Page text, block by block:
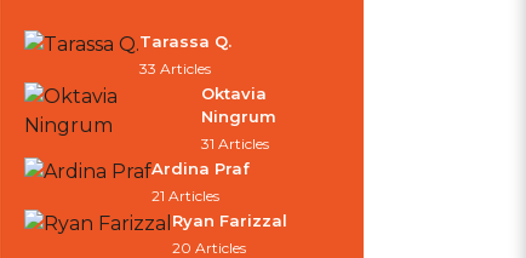
Tarassa Q.
33 Articles
Oktavia
Ningrum
31 Articles
Ardina Praf
21 Articles
Ryan Farizzal
20 Articles